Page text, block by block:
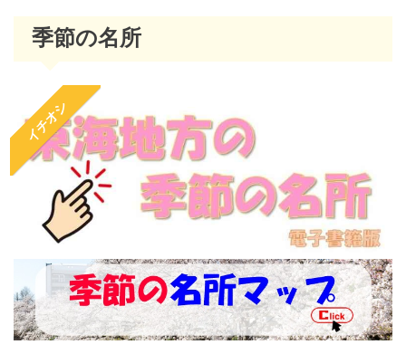
季節の名所
イチオシ